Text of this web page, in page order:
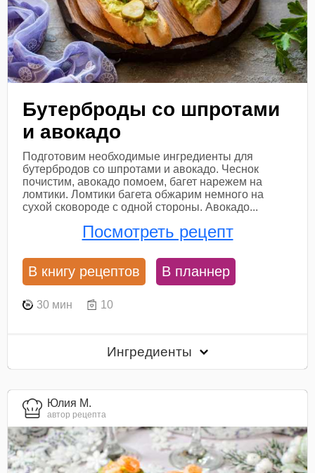
Бутерброды со шпротами
и авокадо
Подготовим необходимые ингредиенты для
бутербродов со шпротами и авокадо. Чеснок
почистим, авокадо помоем, багет нарежем на
ломтики. Ломтики багета обжарим немного на
сухой сковороде с одной стороны. Авокадо...
Посмотреть рецепт
В книгу рецептов В планнер
30 мин 10
Ингредиенты
Юлия М.
автор рецепта